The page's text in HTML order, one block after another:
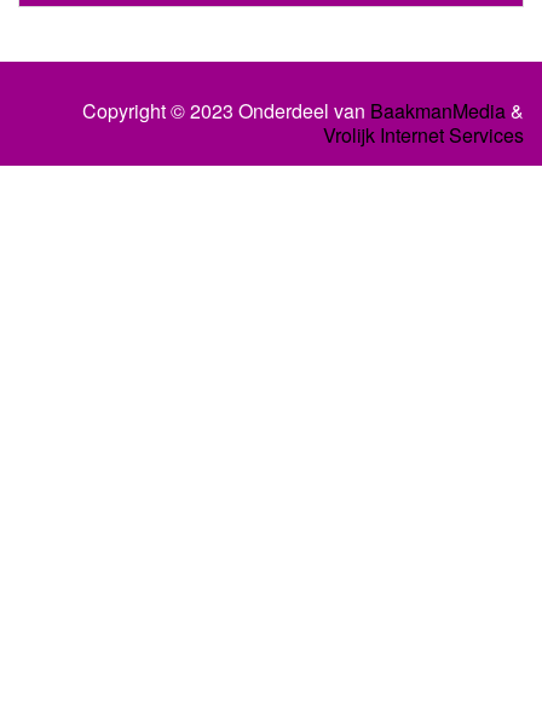
Copyright © 2023 Onderdeel van BaakmanMedia&
Vrolijk Internet Services